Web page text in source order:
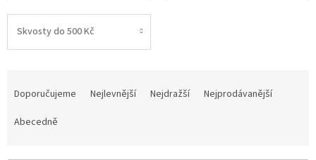
Skvosty do 500 Kč
Doporučujeme Nejlevnější Nejdražší
Nejprodávanější
Abecedně